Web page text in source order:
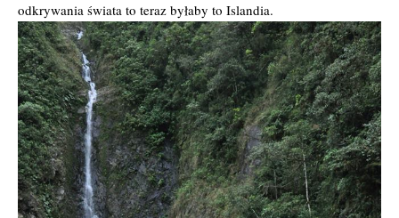
odkrywania świata to teraz byłaby to Islandia.